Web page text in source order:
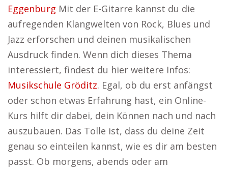
Eggenburg Mit der E-Gitarre kannst du die
aufregenden Klangwelten von Rock, Blues und
Jazz erforschen und deinen musikalischen
Ausdruck finden. Wenn dich dieses Thema
interessiert, findest du hier weitere Infos:
Musikschule Gröditz. Egal, ob du erst anfängst
oder schon etwas Erfahrung hast, ein Online-
Kurs hilft dir dabei, dein Können nach und nach
auszubauen. Das Tolle ist, dass du deine Zeit
genau so einteilen kannst, wie es dir am besten
passt. Ob morgens, abends oder am